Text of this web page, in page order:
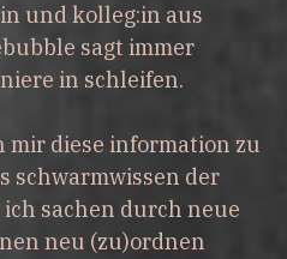
und kolleg:in aus
sagt immer
in schleifen.
mir diese information zu
schwarmwissen der
sachen durch neue
neu (zu)ordnen